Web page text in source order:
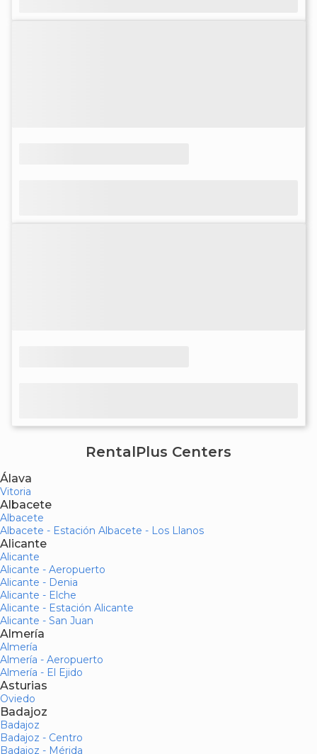
RentalPlus Centers
Álava
Vitoria
Albacete
Albacete
Albacete - Estación Albacete - Los Llanos
Alicante
Alicante
Alicante - Aeropuerto
Alicante - Denia
Alicante - Elche
Alicante - Estación Alicante
Alicante - San Juan
Almería
Almería
Almería - Aeropuerto
Almería - El Ejido
Asturias
Oviedo
Badajoz
Badajoz
Badajoz - Centro
Badajoz - Mérida